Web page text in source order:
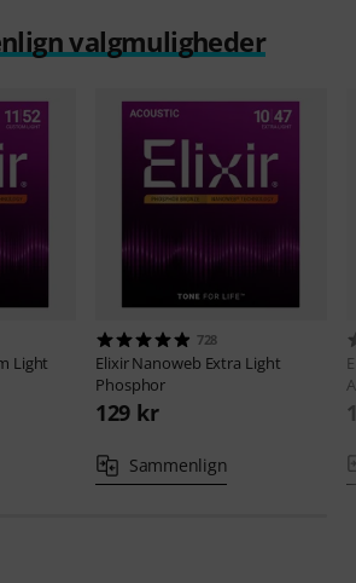
valgmuligheder
Light
728
ElixirNanoweb Extra Light
Phosphor
129 kr
Sammenlign